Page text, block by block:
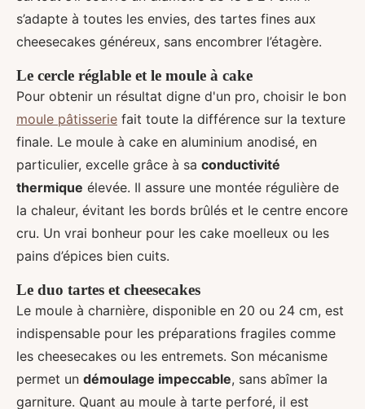
s’adapte à toutes les envies, des tartes fines aux
cheesecakes généreux, sans encombrer l’étagère.
Le cercle réglable et le moule à cake
Pour obtenir un résultat digne d'un pro, choisir le bon
moule pâtisserie fait toute la différence sur la texture
finale. Le moule à cake en aluminium anodisé, en
particulier, excelle grâce à sa conductivité
thermique élevée. Il assure une montée régulière de
la chaleur, évitant les bords brûlés et le centre encore
cru. Un vrai bonheur pour les cake moelleux ou les
pains d’épices bien cuits.
Le duo tartes et cheesecakes
Le moule à charnière, disponible en 20 ou 24 cm, est
indispensable pour les préparations fragiles comme
les cheesecakes ou les entremets. Son mécanisme
permet un démoulage impeccable, sans abîmer la
garniture. Quant au moule à tarte perforé, il est